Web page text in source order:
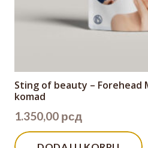
Sting of beauty – Forehead
komad
1.350,00 рсд